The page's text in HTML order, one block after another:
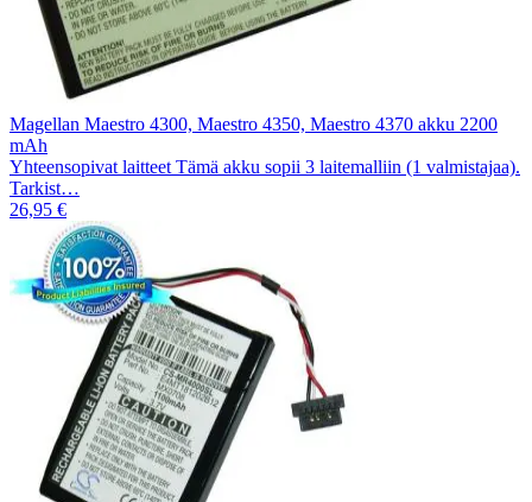
Magellan Maestro 4300, Maestro 4350, Maestro 4370 akku 2200
mAh
Yhteensopivat laitteet Tämä akku sopii 3 laitemalliin (1 valmistajaa).
Tarkist…
26,95 €